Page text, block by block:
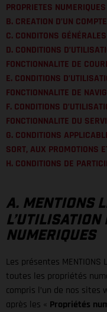
PROPRIETES NUMERIQUES
B. CREATION D’UN COMPTE
C. CONDITONS
D. CONDITIONS
FONCTIONNALITE DE
E. CONDITIONS
FONCTIONNALITE DE
F. CONDITIONS
FONCTIONNALITE DU
G. CONDITIONS
SORT, AUX PROMOTIONS
H. CONDITIONS DE
A. MENTIONS
L’UTILISATION
NUMERIQUES
Les présentes
toutes les propriétés
compris l’un de nos sites
après les « Propriétés